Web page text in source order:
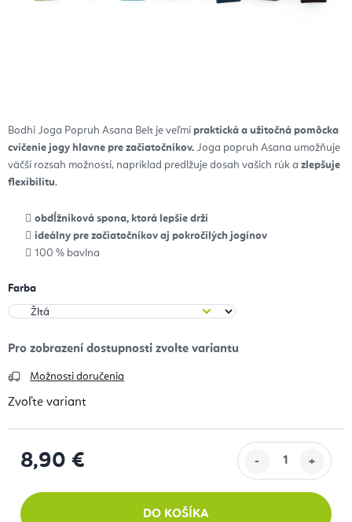
Bodhi Joga Popruh Asana Belt je veľmi praktická a užitočná pomôcka
cvičenie jogy hlavne pre začiatočníkov. Joga popruh Asana umožňuje
väčší rozsah možností, napríklad predlžuje dosah vašich rúk a zlepšuje
flexibilitu.
obdĺžniková spona, ktorá lepšie drží
ideálny pre začiatočníkov aj pokročilých jogínov
100 % bavlna
Farba
Možnosti doručenia
Zvoľte variant
8,90 €
DO KOŠÍKA